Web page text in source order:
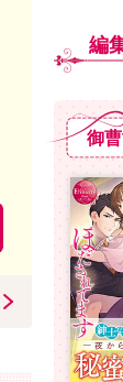
編
御